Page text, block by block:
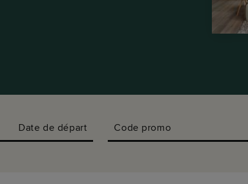
Date de départ Code promo